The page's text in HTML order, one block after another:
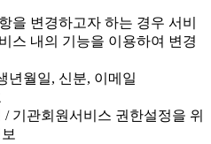
을 변경하고자 하는 경우 서비
스 내의 기능을 이용하여 변경
년월일, 신분, 이메일
기관회원서비스 권한설정을 위